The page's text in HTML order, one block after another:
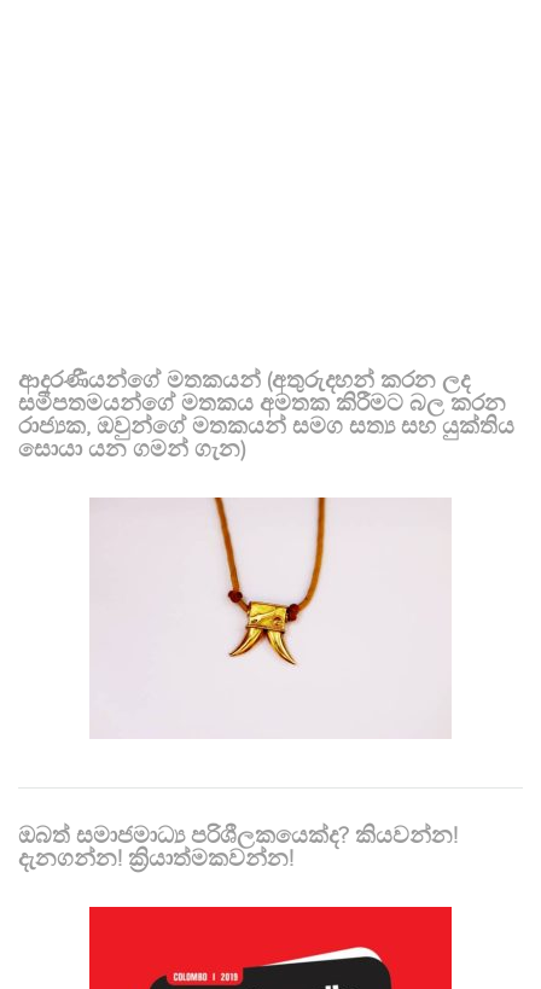
ආදරණීයන්ගේ මතකයන් (අතුරුදහන් කරන ලද
සමීපතමයන්ගේ මතකය අමතක කිරීමට බල කරන
රාජ්‍යක, ඔවුන්ගේ මතකයන් සමග සත්‍ය සහ යුක්තිය
සොයා යන ගමන් ගැන)
ඔබත් සමාජමාධ්‍ය පරිශීලකයෙක්ද? කියවන්න!
දැනගන්න! ක්‍රියාත්මකවන්න!